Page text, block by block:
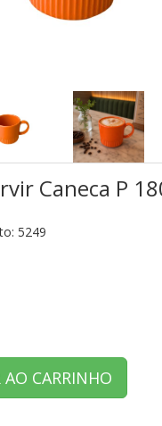
Caneca P
5249
CARRINHO